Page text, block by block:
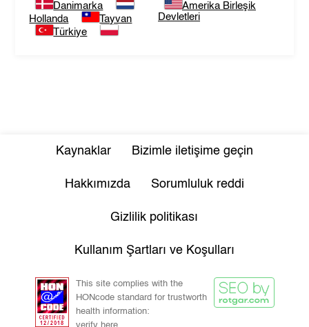
Danimarka
Hollanda
Tayvan
Türkiye
Amerika Birleşik
Devletleri
Kaynaklar Bizimle iletişime geçin
Hakkımızda Sorumluluk reddi
Gizlilik politikası
Kullanım Şartları ve Koşulları
This site complies with the
HONcode standard for trustworth
health information: